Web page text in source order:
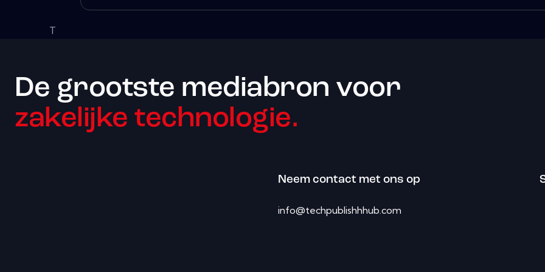
T
De grootste mediabron voor
zakelijke technologie.
Neem contact met ons op
info@techpublishhhub.com